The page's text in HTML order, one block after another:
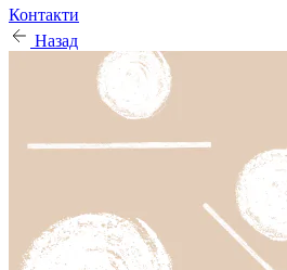
Контакти
Назад